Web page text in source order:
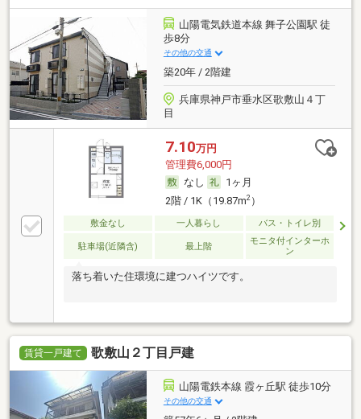
山陽電気鉄道本線 舞子公園駅 徒
歩8分
その他の交通
築20年 / 2階建
兵庫県神戸市垂水区歌敷山４丁
目
7.10万円
管理費6,000円
なし
1ヶ月
2階 / 1K（19.87m2）
敷金なし 一人暮らし バス・トイレ別
駐車場(近隣含) 最上階
モニタ付インターホ
ン
落ち着いた住環境に建つハイツです。
賃貸一戸建て 歌敷山２丁目戸建
山陽電鉄本線 霞ヶ丘駅 徒歩10分
その他の交通